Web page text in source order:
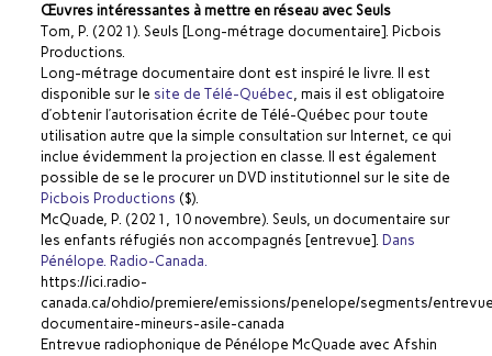
Œuvres intéressantes à mettre en réseau avec Seuls
Tom, P. (2021). Seuls [Long-métrage documentaire]. Picbois
Productions.
Long-métrage documentaire dont est inspiré le livre. Il est
disponible sur le site de Télé-Québec , mais il est obligatoire
d’obtenir l’autorisation écrite de Télé-Québec pour toute
utilisation autre que la simple consultation sur Internet, ce qui
inclue évidemment la projection en classe. Il est également
possible de se le procurer un DVD institutionnel sur le site de
Picbois Productions ($).
McQuade, P. (2021, 10 novembre). Seuls, un documentaire sur
les enfants réfugiés non accompagnés [entrevue]. Dans
Pénélope. Radio-Canada.
https://ici.radio-
canada.ca/ohdio/premiere/emissions/penelope/segments/
documentaire-mineurs-asile-canada
Entrevue radiophonique de Pénélope McQuade avec Afshin